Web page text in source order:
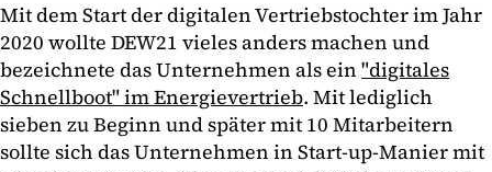
Mit dem Start der digitalen Vertriebstochter im Jahr
2020 wollte DEW21 vieles anders machen und
bezeichnete das Unternehmen als ein "digitales
Schnellboot" im Energievertrieb. Mit lediglich
sieben zu Beginn und später mit 10 Mitarbeitern
sollte sich das Unternehmen in Start-up-Manier mit